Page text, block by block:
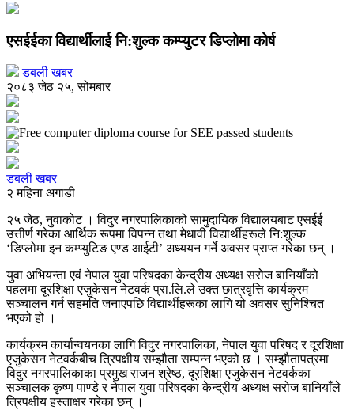
एसईईका विद्यार्थीलाई नि:शुल्क कम्प्युटर डिप्लोमा कोर्ष
डबली खबर
२०८३ जेठ २५, सोमबार
डबली खबर
२ महिना अगाडी
२५ जेठ, नुवाकोट । विदुर नगरपालिकाको सामुदायिक विद्यालयबाट एसईई
उत्तीर्ण गरेका आर्थिक रूपमा विपन्न तथा मेधावी विद्यार्थीहरूले नि:शुल्क
‘डिप्लोमा इन कम्प्युटिङ एण्ड आईटी’ अध्ययन गर्ने अवसर प्राप्त गरेका छन् ।
युवा अभियन्ता एवं नेपाल युवा परिषदका केन्द्रीय अध्यक्ष सरोज बानियाँको
पहलमा दूरशिक्षा एजुकेसन नेटवर्क प्रा.लि.ले उक्त छात्रवृत्ति कार्यक्रम
सञ्चालन गर्न सहमति जनाएपछि विद्यार्थीहरूका लागि यो अवसर सुनिश्चित
भएको हो ।
कार्यक्रम कार्यान्वयनका लागि विदुर नगरपालिका, नेपाल युवा परिषद र दूरशिक्षा
एजुकेसन नेटवर्कबीच त्रिपक्षीय सम्झौता सम्पन्न भएको छ । सम्झौतापत्रमा
विदुर नगरपालिकाका प्रमुख राजन श्रेष्ठ, दूरशिक्षा एजुकेसन नेटवर्कका
सञ्चालक कृष्ण पाण्डे र नेपाल युवा परिषदका केन्द्रीय अध्यक्ष सरोज बानियाँले
त्रिपक्षीय हस्ताक्षर गरेका छन् ।